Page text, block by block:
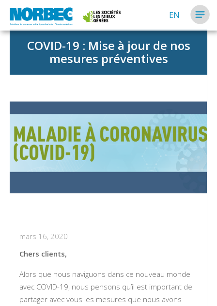
EN
COVID-19 : Mise à jour de nos
mesures préventives
mars 16, 2020
Chers clients,
Alors que nous naviguons dans ce nouveau monde
avec COVID-19, nous pensons qu’il est important de
partager avec vous les mesures que nous avons